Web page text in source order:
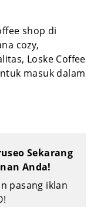
shop di
cozy,
Loske Coffee
masuk dalam
Sekarang
Anda!
pasang iklan